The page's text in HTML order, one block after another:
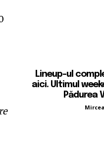
Lineup-ul
aici. Ultimul
Pădurea